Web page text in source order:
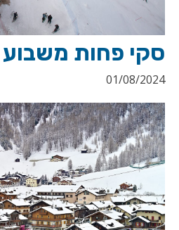
סקי פחות משבוע
01/08/2024